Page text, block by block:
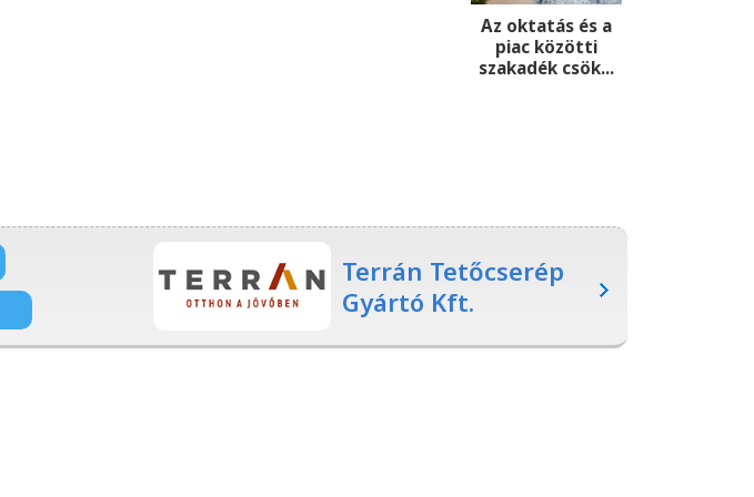
Az oktatás és a
piac közötti
szakadék csök...
Terrán Tetőcserép
Gyártó Kft.